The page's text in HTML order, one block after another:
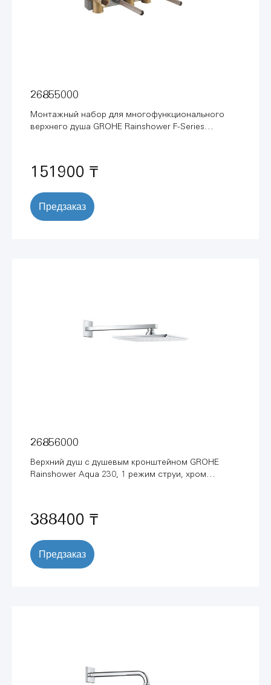
26855000
Монтажный набор для многофункционального
верхнего душа GROHE Rainshower F-Series
151900 ₸
Предзаказ
26856000
Верхний душ с душевым кронштейном GROHE
Rainshower Aqua 230, 1 режим струи, хром
388400 ₸
Предзаказ